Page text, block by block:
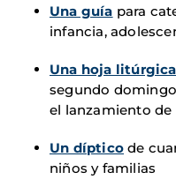
Una guía para
infancia,
Una hoja litúrgica
segundo
el lanzamiento
Un díptico de
niños y familias